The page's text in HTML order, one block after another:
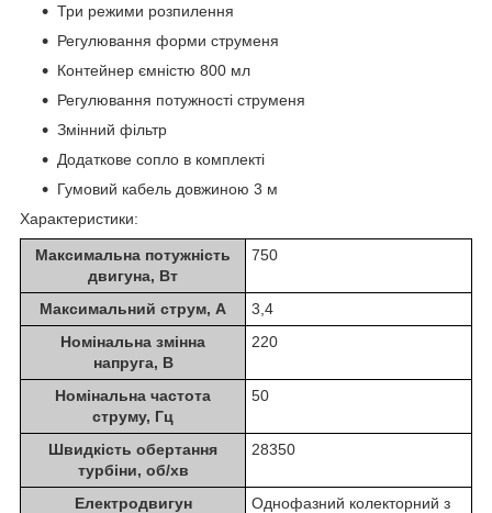
Три режими розпилення
Регулювання форми струменя
Контейнер ємністю 800 мл
Регулювання потужності струменя
Змінний фільтр
Додаткове сопло в комплекті
Гумовий кабель довжиною 3 м
Характеристики:
Максимальна потужність
двигуна, Вт
750
Максимальний струм, А
3,4
Номінальна змінна
напруга, В
220
Номінальна частота
струму, Гц
50
Швидкість обертання
турбіни, об/хв
28350
Електродвигун
Однофазний колекторний з